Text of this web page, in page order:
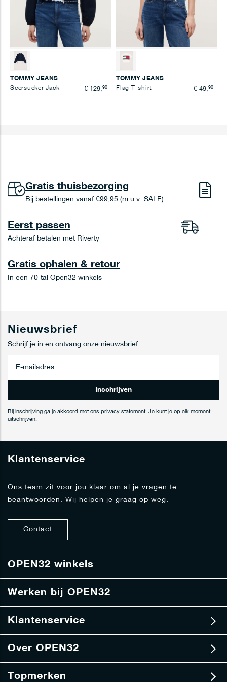
TOMMY JEANS
Seersucker Jack
€ 129,90
TOMMY JEANS
Flag T-shirt
€ 49,90
Gratis thuisbezorging
Bij bestellingen vanaf €99,95 (m.u.v. SALE).
Eerst passen
Achteraf betalen met Riverty
Gratis ophalen & retour
In een 70-tal Open32 winkels
Nieuwsbrief
Schrijf je in en ontvang onze nieuwsbrief
o
n
e
e
j
o
n
z
n
e
u
w
r
f
Inschrijven
Bij inschrijving ga je akkoord met ons privacy statement. Je kunt je op elk moment
uitschrijven.
Klantenservice
Ons team zit voor jou klaar om al je vragen te
beantwoorden. Wij helpen je graag op weg.
Contact
OPEN32 winkels
Werken bij OPEN32
Klantenservice
Over OPEN32
Topmerken